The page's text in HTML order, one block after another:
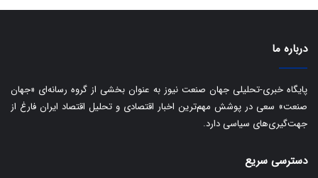
درباره ما
پایگاه خبری-تحلیلی جهان صنعت نیوز به عنوان بخشی از گروه رسانه‌ای «جهان
صنعت» سعی در پوشش مهم‌ترین اخبار اقتصادی و تحلیل اقتصاد ایران فارغ از
جهت‌گیری‌های سیاسی دارد.
دسترسی سریع